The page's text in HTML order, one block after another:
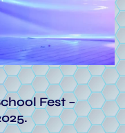
Fest –